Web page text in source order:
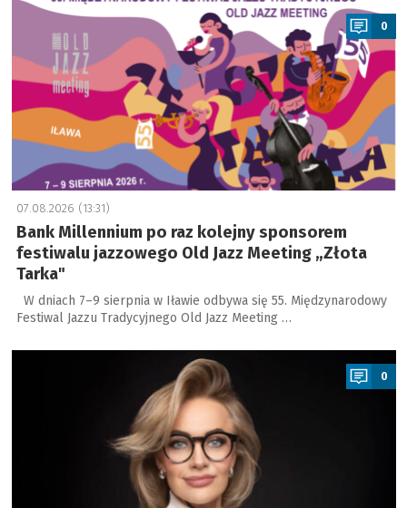
0
07.08.2026 (13:31)
Bank Millennium po raz kolejny sponsorem
festiwalu jazzowego Old Jazz Meeting „Złota
Tarka"
W dniach 7–9 sierpnia w Iławie odbywa się 55. Międzynarodowy
Festiwal Jazzu Tradycyjnego Old Jazz Meeting …
a
0